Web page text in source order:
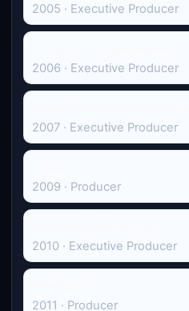
2005 · Executive Producer
2006 · Executive Producer
2007 · Executive Producer
2009 · Producer
2010 · Executive Producer
2011 · Producer